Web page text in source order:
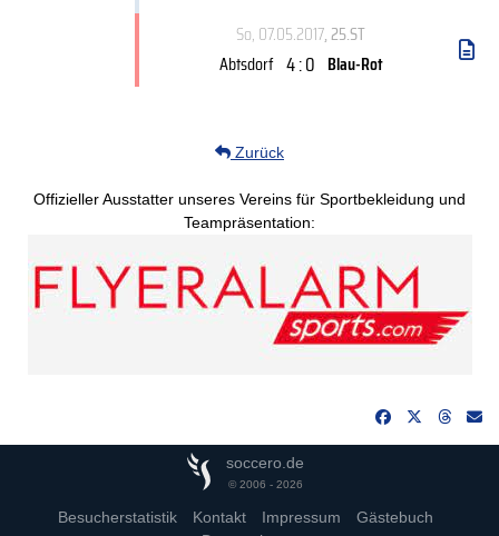
So, 07.05.2017, 25.ST
Abtsdorf 4 : 0 Blau-Rot
Zurück
Offizieller Ausstatter unseres Vereins für Sportbekleidung und
Teampräsentation:
soccero.de
© 2006 - 2026
Besucherstatistik Kontakt Impressum
Gästebuch